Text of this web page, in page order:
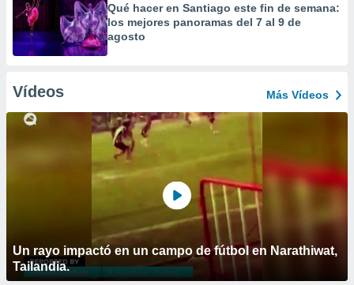
Qué hacer en Santiago este fin de semana:
los mejores panoramas del 7 al 9 de
agosto
Vídeos Más Vídeos
Un rayo impactó en un campo de fútbol en Narathiwat,
Tailandia.